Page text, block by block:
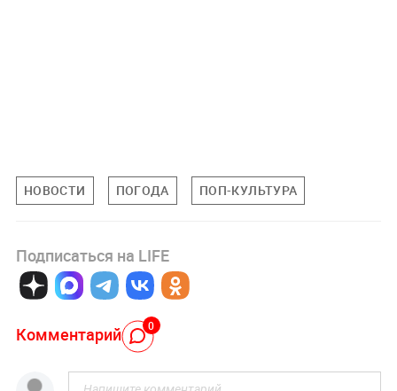
НОВОСТИ ПОГОДА ПОП-КУЛЬТУРА
Подписаться на LIFE
Комментарий 0